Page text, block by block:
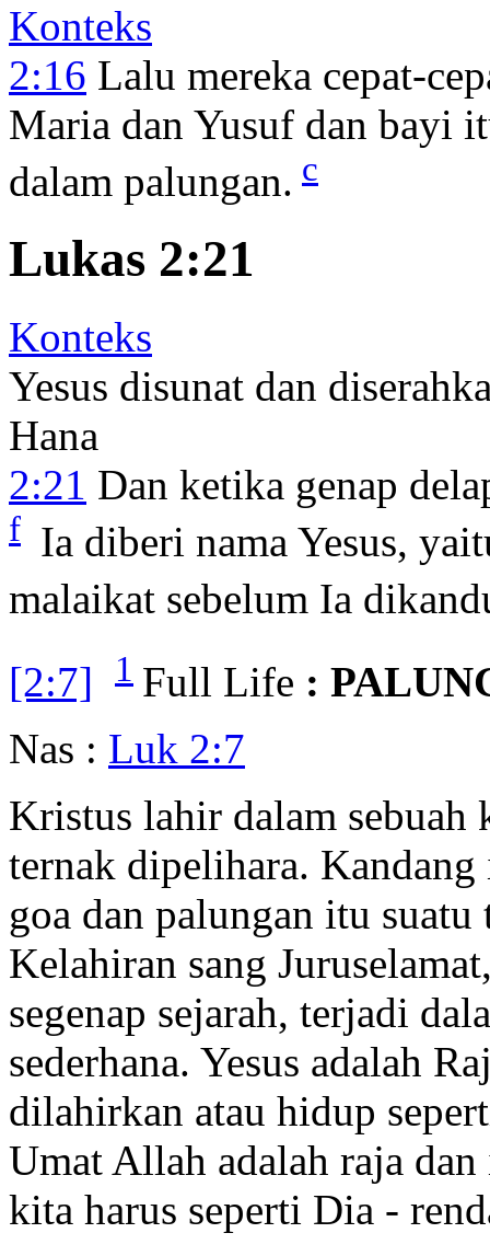
Konteks
2:16 Lalu mereka cepat-
Maria dan Yusuf dan bayi
dalam palungan. c
Lukas 2:21
Konteks
Yesus disunat dan
Hana
2:21 Dan ketika genap
f Ia diberi nama Yesus,
malaikat sebelum Ia
[2:7]
1 Full Life :
Nas : Luk 2:7
Kristus lahir dalam sebuah
ternak dipelihara.
goa dan palungan itu
Kelahiran sang
segenap sejarah, terjadi
sederhana. Yesus adalah
dilahirkan atau hidup
Umat Allah adalah raja
kita harus seperti Dia -